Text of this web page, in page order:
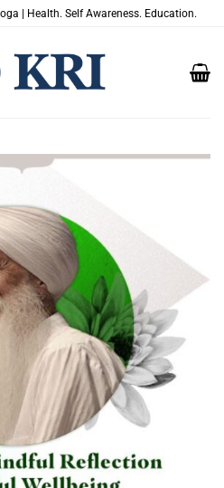
| Health. Self Awareness. Education.